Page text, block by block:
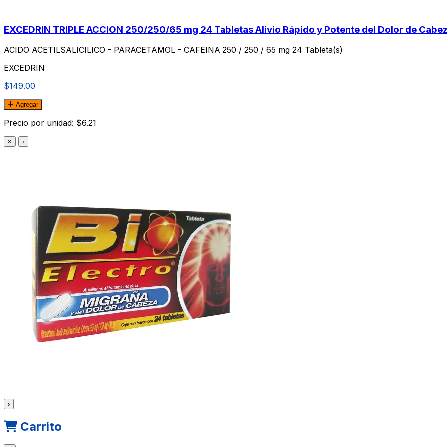
EXCEDRIN TRIPLE ACCION 250/250/65 mg 24 Tabletas Alivio Rápido y Potente del Dolor de
ACIDO ACETILSALICILICO - PARACETAMOL - CAFEINA 250 / 250 / 65 mg 24 Tableta(s)
EXCEDRIN
$149.00
Agregar
Precio por unidad: $6.21
× ‹
›
Carrito